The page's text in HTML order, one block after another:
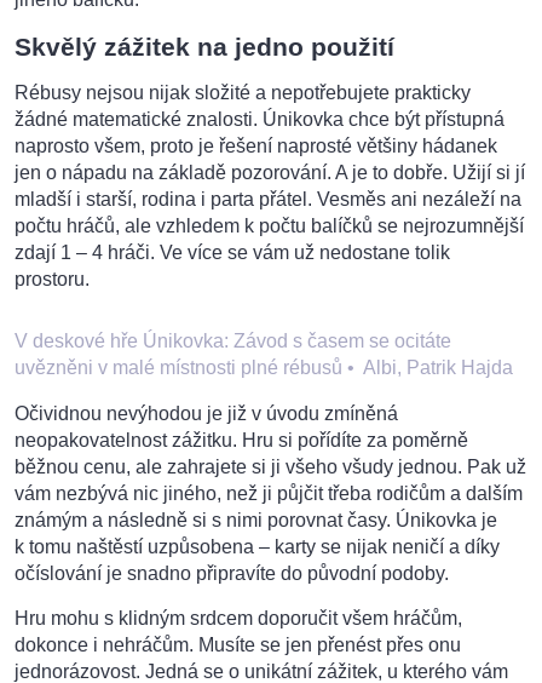
Skvělý zážitek na jedno použití
Rébusy nejsou nijak složité a nepotřebujete prakticky
žádné matematické znalosti. Únikovka chce být přístupná
naprosto všem, proto je řešení naprosté většiny hádanek
jen o nápadu na základě pozorování. A je to dobře. Užijí si jí
mladší i starší, rodina i parta přátel. Vesměs ani nezáleží na
počtu hráčů, ale vzhledem k počtu balíčků se nejrozumnější
zdají 1 – 4 hráči. Ve více se vám už nedostane tolik
prostoru.
V deskové hře Únikovka: Závod s časem se ocitáte
uvězněni v malé místnosti plné rébusů • Albi, Patrik Hajda
Očividnou nevýhodou je již v úvodu zmíněná
neopakovatelnost zážitku. Hru si pořídíte za poměrně
běžnou cenu, ale zahrajete si ji všeho všudy jednou. Pak už
vám nezbývá nic jiného, než ji půjčit třeba rodičům a dalším
známým a následně si s nimi porovnat časy. Únikovka je
k tomu naštěstí uzpůsobena – karty se nijak neničí a díky
očíslování je snadno připravíte do původní podoby.
Hru mohu s klidným srdcem doporučit všem hráčům,
dokonce i nehráčům. Musíte se jen přenést přes onu
jednorázovost. Jedná se o unikátní zážitek, u kterého vám